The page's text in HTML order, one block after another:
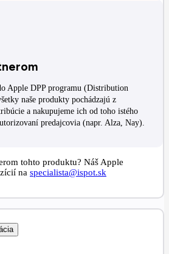
Apple DPP programu (Distribution
naše produkty pochádzajú z
a nakupujeme ich od toho istého
predajcovia (napr. Alza, Nay).
tohto produktu? Náš Apple
na specialista@ispot.sk